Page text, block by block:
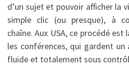
d’un sujet et pouvoir afficher la
simple clic (ou presque), à
chaîne. Aux USA, ce procédé
les conférences, qui gardent
fluide et totalement sous